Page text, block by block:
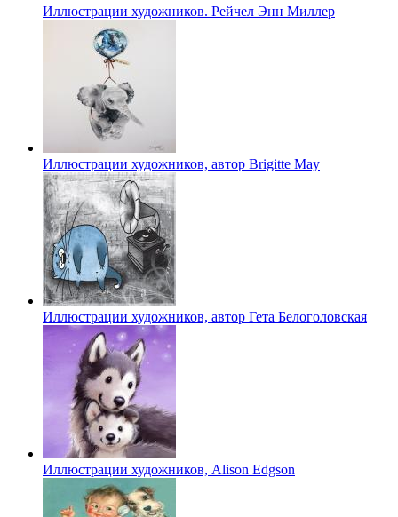
Иллюстрации художников. Рейчел Энн Миллер
Иллюстрации художников, автор Brigitte May
Иллюстрации художников, автор Гета Белоголовская
Иллюстрации художников, Alison Edgson